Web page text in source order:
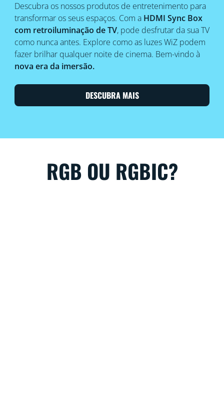
Descubra os nossos produtos de entretenimento para
transformar os seus espaços. Com a HDMI Sync Box
com retroiluminação de TV, pode desfrutar da sua TV
como nunca antes. Explore como as luzes WiZ podem
fazer brilhar qualquer noite de cinema. Bem-vindo à
nova era da imersão.
DESCUBRA MAIS
RGB OU RGBIC?